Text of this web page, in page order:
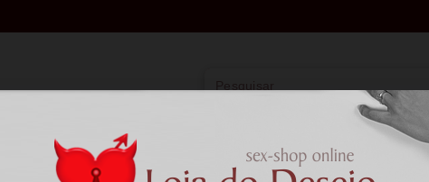
Vibradores Lingerie Farmácia